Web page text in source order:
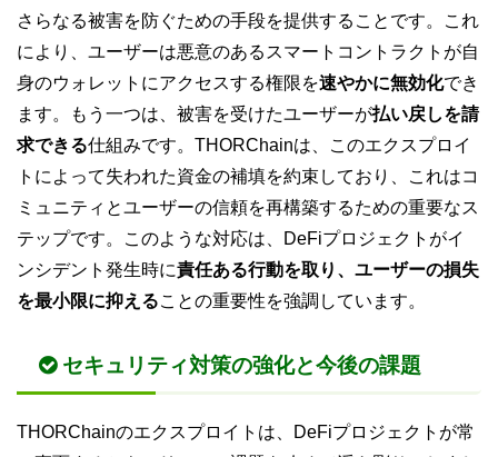
さらなる被害を防ぐための手段を提供することです。これ
により、ユーザーは悪意のあるスマートコントラクトが自
身のウォレットにアクセスする権限を速やかに無効化でき
ます。もう一つは、被害を受けたユーザーが払い戻しを請
求できる仕組みです。THORChainは、このエクスプロイ
トによって失われた資金の補填を約束しており、これはコ
ミュニティとユーザーの信頼を再構築するための重要なス
テップです。このような対応は、DeFiプロジェクトがイ
ンシデント発生時に責任ある行動を取り、ユーザーの損失
を最小限に抑えることの重要性を強調しています。
セキュリティ対策の強化と今後の課題
THORChainのエクスプロイトは、DeFiプロジェクトが常